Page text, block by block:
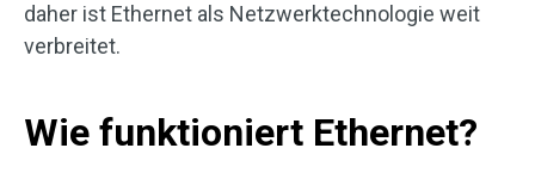
daher ist Ethernet als Netzwerktechnologie weit
verbreitet.
Wie funktioniert Ethernet?